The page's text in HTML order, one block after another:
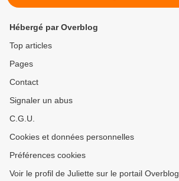
Hébergé par Overblog
Top articles
Pages
Contact
Signaler un abus
C.G.U.
Cookies et données personnelles
Préférences cookies
Voir le profil de Juliette sur le portail Overblog